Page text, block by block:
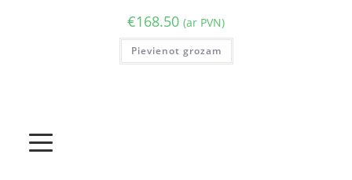
€168.50 (ar PVN)
Pievienot grozam